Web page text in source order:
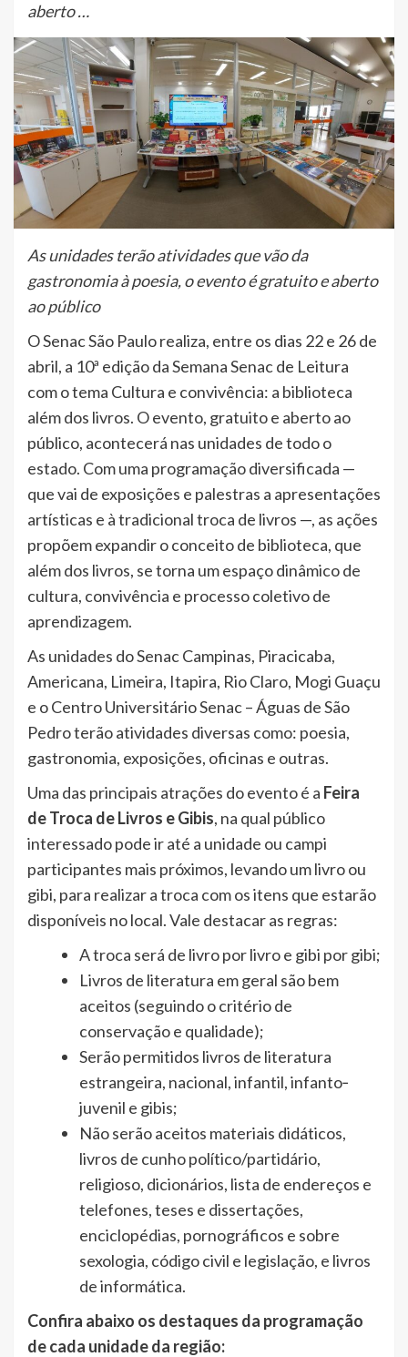
aberto …
As unidades terão atividades que vão da
gastronomia à poesia, o evento é gratuito e aberto
ao público
O Senac São Paulo realiza, entre os dias 22 e 26 de
abril, a 10ª edição da Semana Senac de Leitura
com o tema Cultura e convivência: a biblioteca
além dos livros. O evento, gratuito e aberto ao
público, acontecerá nas unidades de todo o
estado. Com uma programação diversificada —
que vai de exposições e palestras a apresentações
artísticas e à tradicional troca de livros —, as ações
propõem expandir o conceito de biblioteca, que
além dos livros, se torna um espaço dinâmico de
cultura, convivência e processo coletivo de
aprendizagem.
As unidades do Senac Campinas, Piracicaba,
Americana, Limeira, Itapira, Rio Claro, Mogi Guaçu
e o Centro Universitário Senac – Águas de São
Pedro terão atividades diversas como: poesia,
gastronomia, exposições, oficinas e outras.
Uma das principais atrações do evento é a Feira
de Troca de Livros e Gibis, na qual público
interessado pode ir até a unidade ou campi
participantes mais próximos, levando um livro ou
gibi, para realizar a troca com os itens que estarão
disponíveis no local. Vale destacar as regras:
A troca será de livro por livro e gibi por gibi;
Livros de literatura em geral são bem
aceitos (seguindo o critério de
conservação e qualidade);
Serão permitidos livros de literatura
estrangeira, nacional, infantil, infanto‐
juvenil e gibis;
Não serão aceitos materiais didáticos,
livros de cunho político/partidário,
religioso, dicionários, lista de endereços e
telefones, teses e dissertações,
enciclopédias, pornográficos e sobre
sexologia, código civil e legislação, e livros
de informática.
Confira abaixo os destaques da programação
de cada unidade da região: